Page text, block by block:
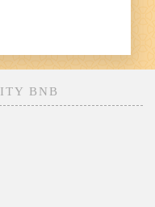
BNB